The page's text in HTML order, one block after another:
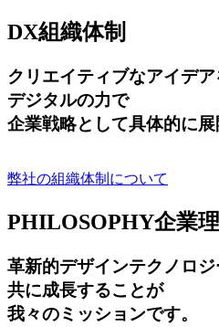
DX組織体制
クリエイティブなアイデア
デジタルの力で
企業戦略として具体的に展
弊社の組織体制について
PHILOSOPHY企業
革新的デザインテクノロ
共に成長することが
我々のミッションです。